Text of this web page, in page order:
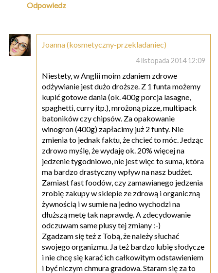
Odpowiedz
Joanna (kosmetyczny-przekladaniec)
4 listopada 2014 12:09
Niestety, w Anglii moim zdaniem zdrowe
odżywianie jest dużo droższe. Z 1 funta możemy
kupić gotowe dania (ok. 400g porcja lasagne,
spaghetti, curry itp.), mrożoną pizze, multipack
batoników czy chipsów. Za opakowanie
winogron (400g) zapłacimy już 2 funty. Nie
zmienia to jednak faktu, że chcieć to móc. Jedząc
zdrowo myślę, że wydaję ok. 20% więcej na
jedzenie tygodniowo, nie jest więc to suma, która
ma bardzo drastyczny wpływ na nasz budżet.
Zamiast fast foodów, czy zamawianego jedzenia
zrobię zakupy w sklepie ze zdrową i organiczną
żywnością i w sumie na jedno wychodzi na
dłuższą metę tak naprawdę. A zdecydowanie
odczuwam same plusy tej zmiany :-)
Zgadzam się też z Tobą, że należy słuchać
swojego organizmu. Ja też bardzo lubię słodycze
i nie chcę się karać ich całkowitym odstawieniem
i być niczym chmura gradowa. Staram się za to